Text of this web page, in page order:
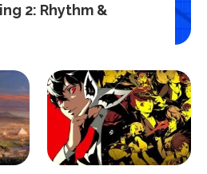
2: Rhythm &